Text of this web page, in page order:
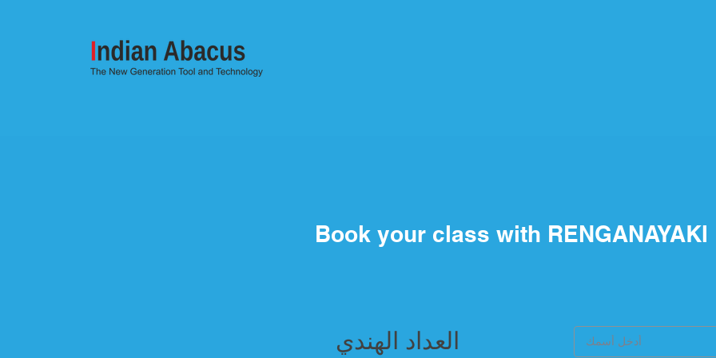
Book your class with RENGANAYAKI
العداد الهندي